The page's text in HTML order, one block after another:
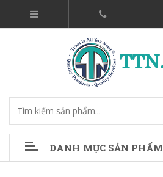
DANH MỤC SẢN PHẨM